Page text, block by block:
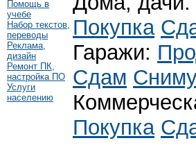
Помощь в
учебе
Набор текстов,
переводы
Реклама,
дизайн
Ремонт ПК,
настройка ПО
Услуги
населению
Покупка
Гаражи:
Сдам
Покупка